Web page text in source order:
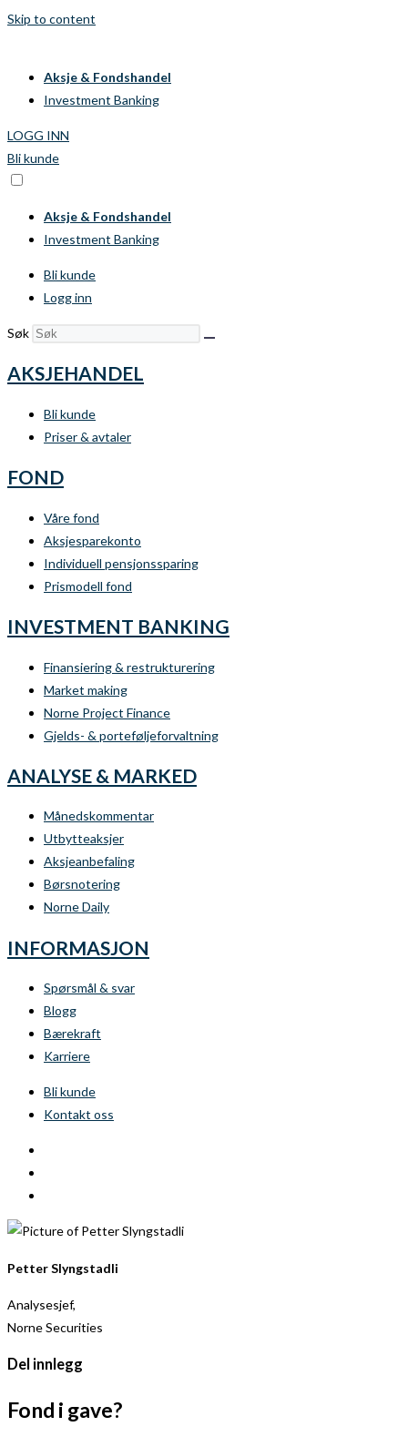
Skip to content
Aksje & Fondshandel
Investment Banking
LOGG INN
Bli kunde
Aksje & Fondshandel
Investment Banking
Bli kunde
Logg inn
Søk
AKSJEHANDEL
Bli kunde
Priser & avtaler
FOND
Våre fond
Aksjesparekonto
Individuell pensjonssparing
Prismodell fond
INVESTMENT BANKING
Finansiering & restrukturering
Market making
Norne Project Finance
Gjelds- & porteføljeforvaltning
ANALYSE & MARKED
Månedskommentar
Utbytteaksjer
Aksjeanbefaling
Børsnotering
Norne Daily
INFORMASJON
Spørsmål & svar
Blogg
Bærekraft
Karriere
Bli kunde
Kontakt oss
Petter Slyngstadli
Analysesjef,
Norne Securities
Del innlegg
Fond i gave?